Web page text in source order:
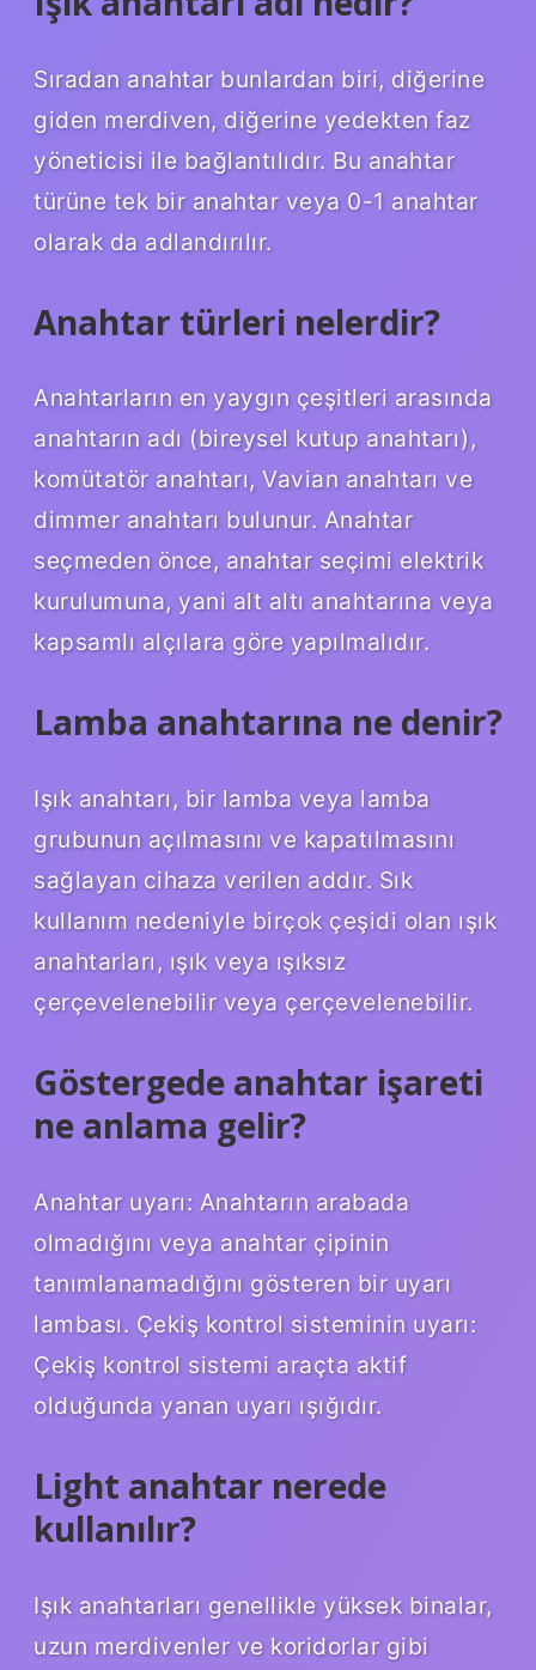
Sıradan anahtar bunlardan biri, diğerine
giden merdiven, diğerine yedekten faz
yöneticisi ile bağlantılıdır. Bu anahtar
türüne tek bir anahtar veya 0-1 anahtar
olarak da adlandırılır.
Anahtar türleri nelerdir?
Anahtarların en yaygın çeşitleri arasında
anahtarın adı (bireysel kutup anahtarı),
komütatör anahtarı, Vavian anahtarı ve
dimmer anahtarı bulunur. Anahtar
seçmeden önce, anahtar seçimi elektrik
kurulumuna, yani alt altı anahtarına veya
kapsamlı alçılara göre yapılmalıdır.
Lamba anahtarına ne denir?
Işık anahtarı, bir lamba veya lamba
grubunun açılmasını ve kapatılmasını
sağlayan cihaza verilen addır. Sık
kullanım nedeniyle birçok çeşidi olan ışık
anahtarları, ışık veya ışıksız
çerçevelenebilir veya çerçevelenebilir.
Göstergede anahtar işareti
ne anlama gelir?
Anahtar uyarı: Anahtarın arabada
olmadığını veya anahtar çipinin
tanımlanamadığını gösteren bir uyarı
lambası. Çekiş kontrol sisteminin uyarı:
Çekiş kontrol sistemi araçta aktif
olduğunda yanan uyarı ışığıdır.
Light anahtar nerede
kullanılır?
Işık anahtarları genellikle yüksek binalar,
uzun merdivenler ve koridorlar gibi